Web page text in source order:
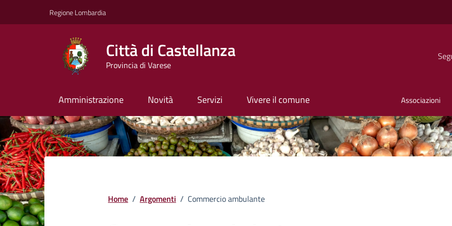
Regione Lombardia
Città di Castellanza
Provincia di Varese
Amministrazione Novità Servizi Vivere il comune Associazioni
Home / Argomenti / Commercio ambulante